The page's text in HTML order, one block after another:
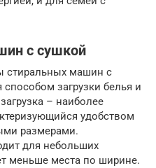
с сушкой
стиральных машин с
загрузки белья и
– наиболее
удобством
размерами.
для небольших
меньше места по ширине.